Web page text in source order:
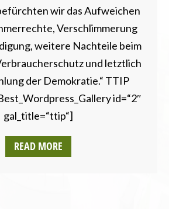
wir das Aufweichen
Verschlimmerung
weitere Nachteile beim
und letztlich
der Demokratie.“ TTIP
id=“2″
gal_title=“ttip“]
READ MORE